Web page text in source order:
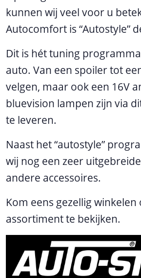
kunnen wij veel voor u
Autocomfort is “Autostyle”
Dit is hét tuning
auto. Van een spoiler tot
velgen, maar ook een 16V
bluevision lampen zijn via
te leveren.
Naast het “autostyle”
wij nog een zeer
andere accessoires.
Kom eens gezellig winkelen
assortiment te bekijken.